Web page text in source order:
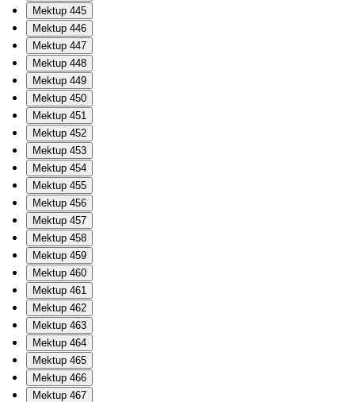
Mektup 445
Mektup 446
Mektup 447
Mektup 448
Mektup 449
Mektup 450
Mektup 451
Mektup 452
Mektup 453
Mektup 454
Mektup 455
Mektup 456
Mektup 457
Mektup 458
Mektup 459
Mektup 460
Mektup 461
Mektup 462
Mektup 463
Mektup 464
Mektup 465
Mektup 466
Mektup 467